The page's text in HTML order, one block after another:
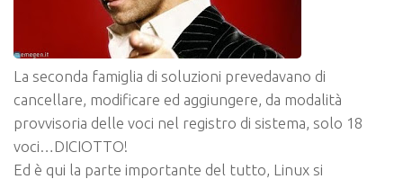
La seconda famiglia di soluzioni prevedavano di
cancellare, modificare ed aggiungere, da modalità
provvisoria delle voci nel registro di sistema, solo 18
voci…DICIOTTO!
Ed è qui la parte importante del tutto, Linux si